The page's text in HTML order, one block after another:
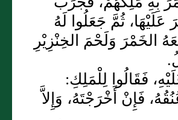
عَلَيْهَا، ثُمَّ جَعَلُوا لَهُ
الخَمْرَ وَلَحْمَ الخِنْزِيْرِ
فَقَالُوا لِلْمَلِكِ:
فَإِنْ أَخْرَجْتَهُ، وَإِلاَّ